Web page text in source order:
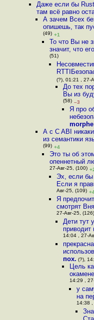
Даже если бы
там всё равно
А зачем Всех
опишешь, так
(49) +1
То что Вы не
значит, что
(51)
(?), 01:21 , 27-
До тех
Вы из
(58) –3
Я про
morphe
А с C ABI
из семантики
(99) +4
Это ты об
опеннетный
27-Авг-25, (100)
Эх, если
Если я
Авг-25, (109)
Я
смотрят
27-Авг-25, (126)
Дети тут
приводит
14:04 , 27-
пох. (?),
Цель
14:29 ,
у
на
14:38 ,